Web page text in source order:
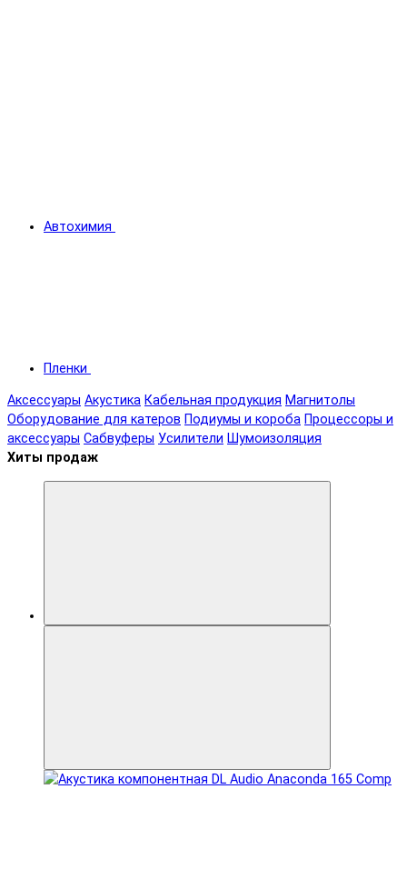
Автохимия
Пленки
Аксессуары Акустика Кабельная продукция Магнитолы
Оборудование для катеров Подиумы и короба Процессоры и
аксессуары Сабвуферы Усилители Шумоизоляция
Хиты продаж